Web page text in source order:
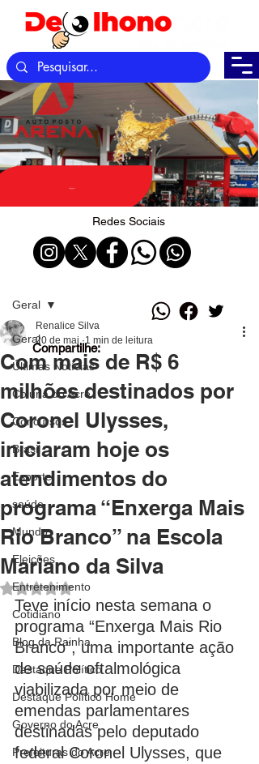
Redes Sociais
Geral
Últimas Notícias
Coluna do Acre
Concursos
Brasil
Esporte
saúde
Mundo
Eleições
Entretenimento
Cotidiano
Blog da Rainha
Destaque Político
Destaque Político Home
Governo do Acre
Prefeituras do Acre
Geral
Com mais de R$ 6
milhões destinados por
Coronel Ulysses,
iniciaram hoje os
atendimentos do
programa “Enxerga Mais
Rio Branco” na Escola
Mariano da Silva
Renalice Silva
20 de mai. 1 min de leitura
Avaliado com NaN de 5 estrelas.
Teve início nesta semana o
programa “Enxerga Mais Rio
Branco”, uma importante ação
de saúde oftalmológica
viabilizada por meio de
emendas parlamentares
destinadas pelo deputado
federal Coronel Ulysses, que
Compartilhe: